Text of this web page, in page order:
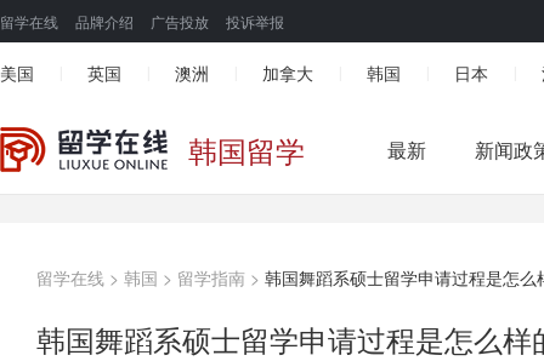
留学在线 品牌介绍 广告投放 投诉举报
美国 英国 澳洲 加拿大 韩国 日本
韩国留学 最新 新闻政
留学在线 > 韩国 > 留学指南 > 韩国舞蹈系硕士留学申请过程是怎么
韩国舞蹈系硕士留学申请过程是怎么样